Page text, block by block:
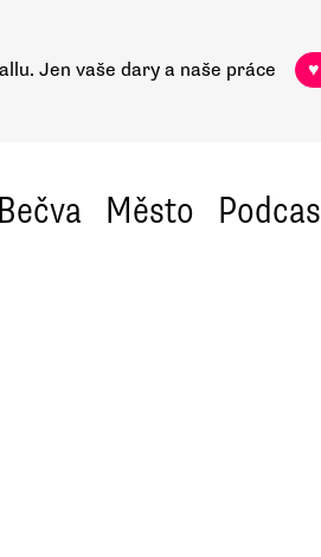
Jen vaše dary a naše práce
Bečva Město